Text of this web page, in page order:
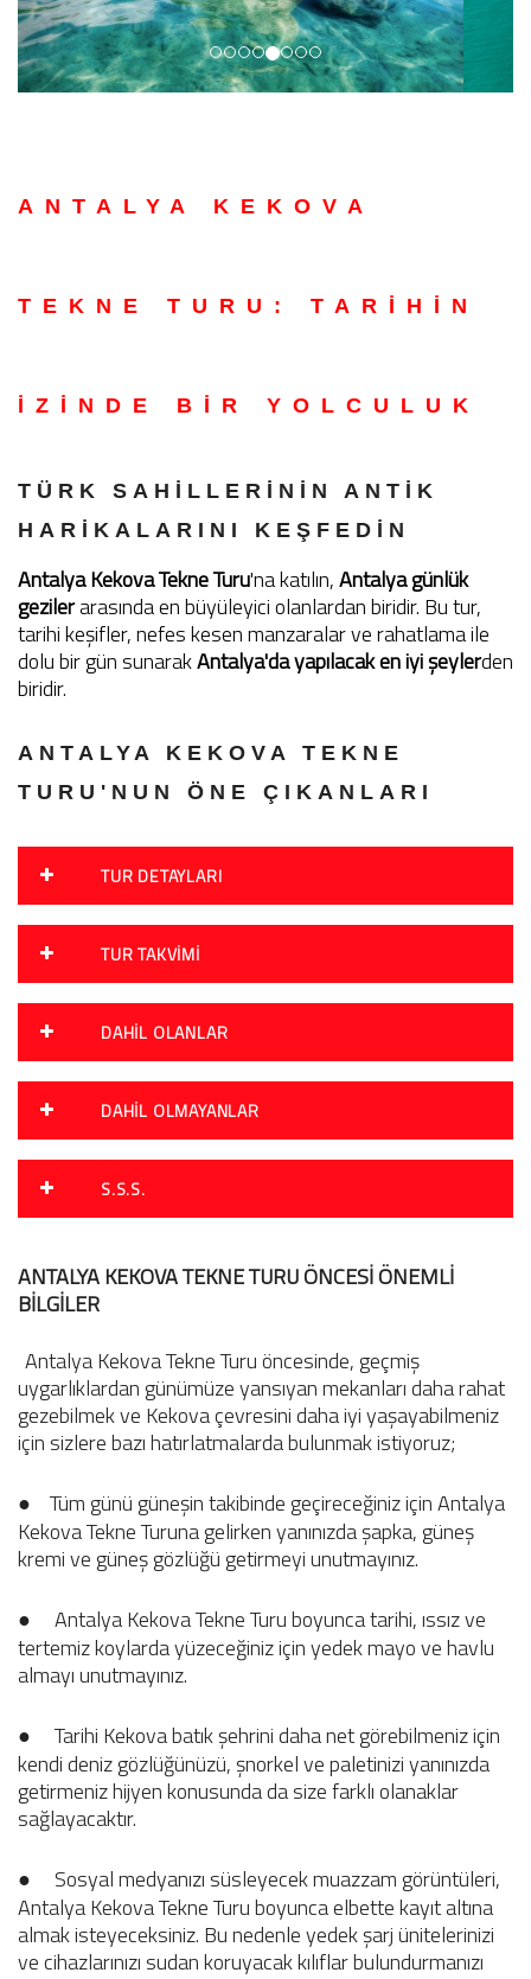
ANTALYA KEKOVA
TEKNE TURU: TARİHİN
İZİNDE BİR YOLCULUK
TÜRK SAHİLLERİNİN ANTİK
HARİKALARINI KEŞFEDİN
Antalya Kekova Tekne Turu'na katılın,Antalya günlük
gezilerarasında en büyüleyici olanlardan biridir. Bu tur,
tarihi keşifler, nefes kesen manzaralar ve rahatlama ile
dolu bir gün sunarakAntalya'da yapılacak en iyi şeylerden
biridir.
ANTALYA KEKOVA TEKNE
TURU'NUN ÖNE ÇIKANLARI
TUR DETAYLARI
TUR TAKVIMI
DAHIL OLANLAR
DAHIL OLMAYANLAR
S.S.S.
ANTALYA KEKOVA TEKNE TURU ÖNCESİ ÖNEMLİ
BİLGİLER
Antalya Kekova Tekne Turu öncesinde, geçmiş
uygarlıklardan günümüze yansıyan mekanları daha rahat
gezebilmek ve Kekova çevresini daha iyi yaşayabilmeniz
için sizlere bazı hatırlatmalarda bulunmak istiyoruz;
●
Tüm günü güneşin takibinde geçireceğiniz için Antalya
Kekova Tekne Turuna gelirken yanınızda şapka, güneş
kremi ve güneş gözlüğü getirmeyi unutmayınız.
●
Antalya Kekova Tekne Turu boyunca tarihi, ıssız ve
tertemiz koylarda yüzeceğiniz için yedek mayo ve havlu
almayı unutmayınız.
●
Tarihi Kekova batık şehrini daha net görebilmeniz için
kendi deniz gözlüğünüzü, şnorkel ve paletinizi yanınızda
getirmeniz hijyen konusunda da size farklı olanaklar
sağlayacaktır.
●
Sosyal medyanızı süsleyecek muazzam görüntüleri,
Antalya Kekova Tekne Turu boyunca elbette kayıt altına
almak isteyeceksiniz. Bu nedenle yedek şarj ünitelerinizi
ve cihazlarınızı sudan koruyacak kılıflar bulundurmanızı